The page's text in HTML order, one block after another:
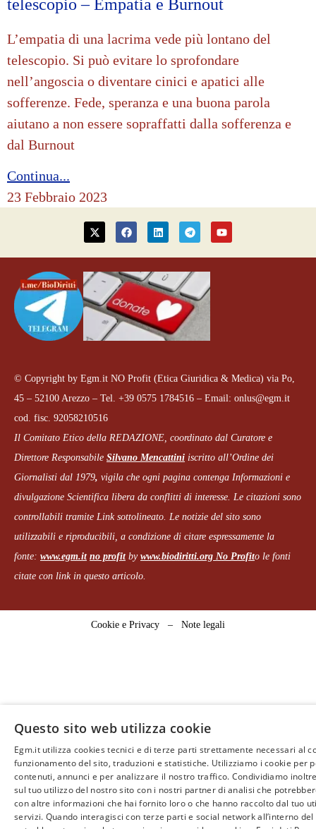
telescopio – Empatia e Burnout
L’empatia di una lacrima vede più lontano del
telescopio. Si può evitare lo sprofondare
nell’angoscia o diventare cinici e apatici alle
sofferenze. Fede, speranza e una buona parola
aiutano a non essere sopraffatti dalla sofferenza e
dal Burnout
Continua...
23 Febbraio 2023
© Copyright by Egm.it NO Profit (Etica Giuridica & Medica) via Po,
45 – 52100 Arezzo – Tel. +39 0575 1784516 – Email: onlus@egm.it
cod. fisc. 92058210516
Il Comitato Etico della REDAZIONE, coordinato dal Curatore e
Direttore Responsabile Silvano Mencattini iscritto all’Ordine dei
Giornalisti dal 1979, vigila che ogni pagina contenga Informazioni e
divulgazione Scientifica libera da conflitti di interesse. Le citazioni sono
controllabili tramite Link sottolineato. Le notizie del sito sono
utilizzabili e riproducibili, a condizione di citare espressamente la
fonte: www.egm.it no profitby www.biodiritti.org No Profito le fonti
citate con link in questo articolo.
Cookie e Privacy – Note legali
Questo sito web utilizza cookie
Egm.it utilizza cookies tecnici e di terze parti strettamente necessari al
funzionamento del sito, traduzioni e statistiche. Utilizziamo i cookie per
contenuti, annunci e per analizzare il nostro traffico. Condividiamo
sul tuo utilizzo del nostro sito con i nostri partner di analisi che
con altre informazioni che hai fornito loro o che hanno raccolto dal tuo
servizi. Quando interagisci con terze parti e social network all’interno